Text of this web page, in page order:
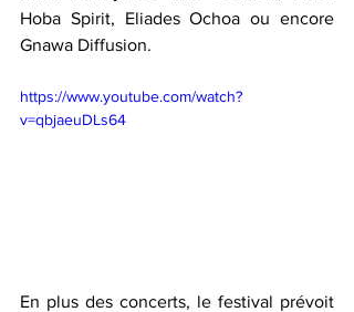
Hoba Spirit, Eliades Ochoa ou encore
Gnawa Diffusion.
https://www.youtube.com/watch?
v=qbjaeuDLs64
En plus des concerts, le festival prévoit